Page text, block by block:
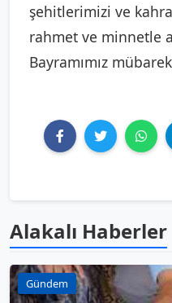
şehitlerimizi ve
rahmet ve minnetle
Bayramımız
Alakalı Haberler
Gündem